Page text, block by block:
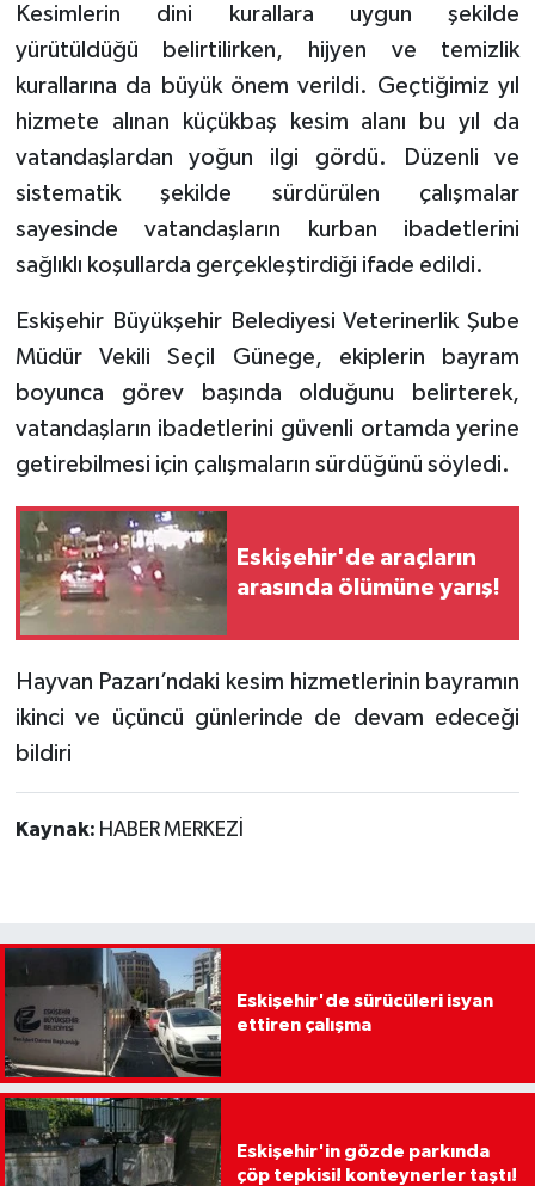
Kesimlerin dini kurallara uygun şekilde
yürütüldüğü belirtilirken, hijyen ve temizlik
kurallarına da büyük önem verildi. Geçtiğimiz yıl
hizmete alınan küçükbaş kesim alanı bu yıl da
vatandaşlardan yoğun ilgi gördü. Düzenli ve
sistematik şekilde sürdürülen çalışmalar
sayesinde vatandaşların kurban ibadetlerini
sağlıklı koşullarda gerçekleştirdiği ifade edildi.
Eskişehir Büyükşehir Belediyesi Veterinerlik Şube
Müdür Vekili Seçil Günege, ekiplerin bayram
boyunca görev başında olduğunu belirterek,
vatandaşların ibadetlerini güvenli ortamda yerine
getirebilmesi için çalışmaların sürdüğünü söyledi.
Eskişehir'de araçların
arasında ölümüne yarış!
Hayvan Pazarı’ndaki kesim hizmetlerinin bayramın
ikinci ve üçüncü günlerinde de devam edeceği
bildiri
Kaynak: HABER MERKEZİ
Eskişehir'de sürücüleri isyan
ettiren çalışma
Eskişehir'in gözde parkında
çöp tepkisi! konteynerler taştı!